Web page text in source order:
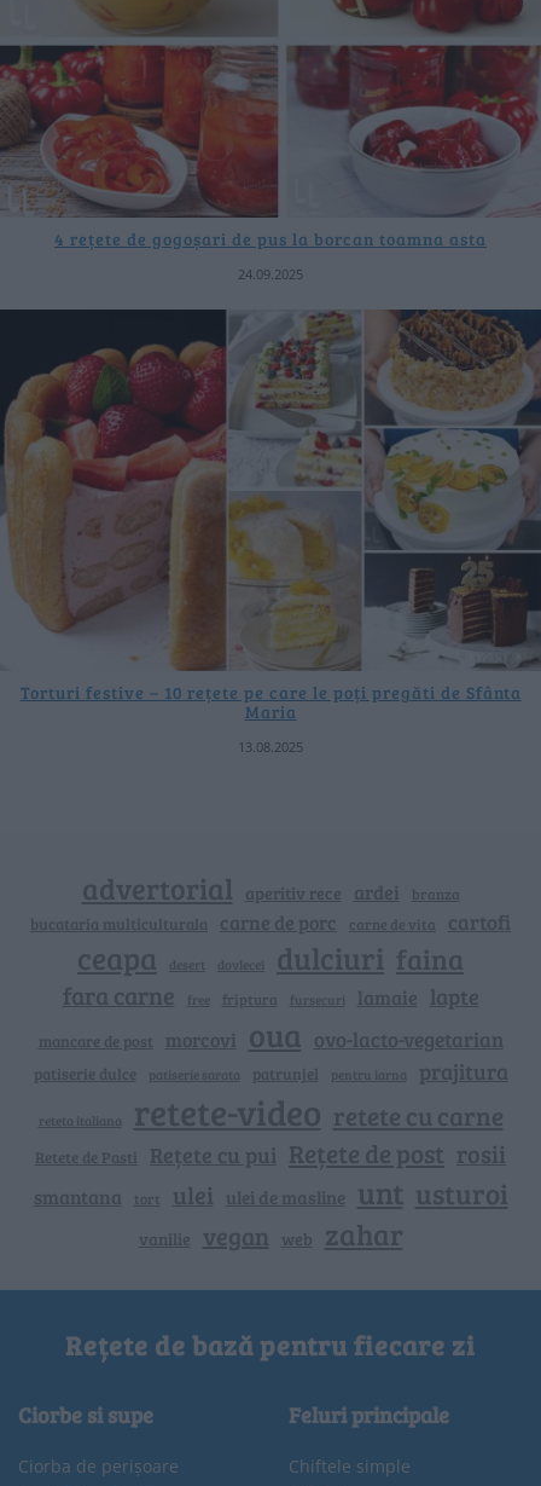
4 rețete de gogoșari de pus la borcan toamna asta
24.09.2025
Torturi festive – 10 rețete pe care le poți pregăti de Sfânta
Maria
13.08.2025
advertorial aperitiv rece ardei branza
bucataria multiculturala carne de porc carne de vita cartofi
ceapa desert dovlecei dulciuri faina
fara carne free friptura fursecuri lamaie lapte
mancare de post morcovi oua ovo-lacto-vegetarian
patiserie dulce patiserie sarata patrunjel pentru iarna prajitura
reteta italiana retete-video retete cu carne
Retete de Pasti Rețete cu pui Rețete de post rosii
smantana tort ulei ulei de masline unt usturoi
vanilie vegan web zahar
Rețete de bază pentru fiecare zi
Ciorbe si supe
Ciorba de perișoare
Feluri principale
Chiftele simple